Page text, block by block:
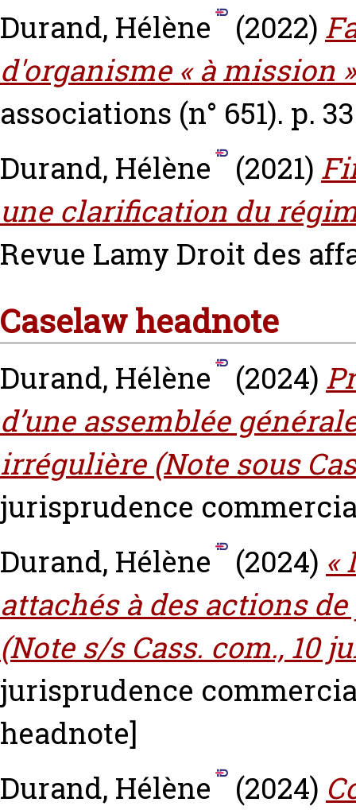
Durand, Hélène
(2022)
d'organisme « à mission
associations (n° 651). p.
Durand, Hélène
(2021)
une clarification du
Revue Lamy Droit des
Caselaw headnote
Durand, Hélène (2024)
d’une assemblée
irrégulière (Note sous
jurisprudence
Durand, Hélène
(2024) «
attachés à des actions
(Note s/s Cass. com., 10
jurisprudence
headnote]
Durand, Hélène
(2024)